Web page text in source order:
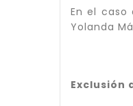
En el caso
Yolanda
Exclusión